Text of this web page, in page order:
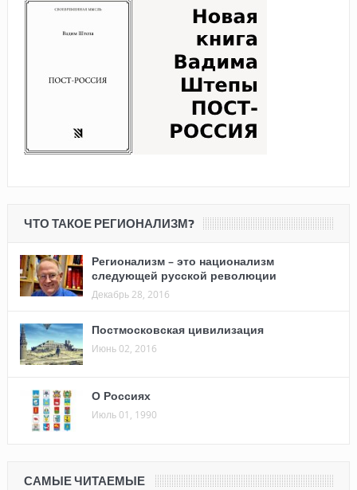
ЧТО ТАКОЕ РЕГИОНАЛИЗМ?
Регионализм – это национализм
следующей русской революции
Декабрь 28, 2016
Постмосковская цивилизация
Июнь 02, 2016
О Россиях
Июль 01, 1990
САМЫЕ ЧИТАЕМЫЕ